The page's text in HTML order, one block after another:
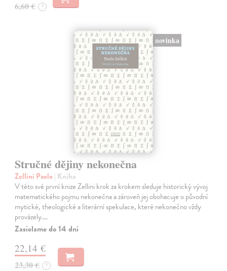
6,60 € ?
novinka
Stručné dějiny nekonečna
Zellini Paolo| Kniha
V této své první knize Zellini krok za krokem sleduje historický vývoj
matematického pojmu nekonečna a zároveň jej obohacuje o původní
mytické, theologické a literární spekulace, které nekonečno vždy
provázely.…
Zasielame do 14 dní
22,14 €
23,30 € ?